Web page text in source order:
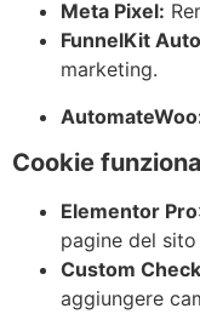
Meta Pixel:
FunnelKit
marketing.
Cookie
Elementor Pro
pagine del sito
Custom
aggiungere